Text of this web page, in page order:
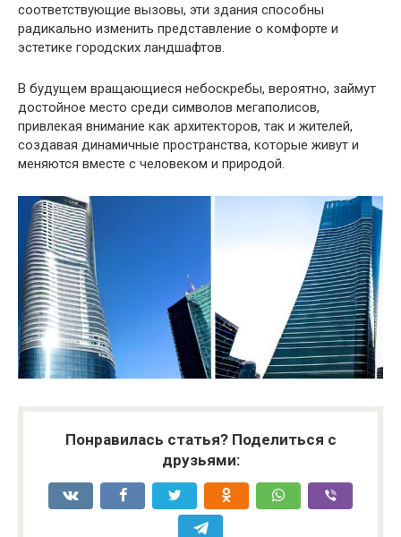
соответствующие вызовы, эти здания способны
радикально изменить представление о комфорте и
эстетике городских ландшафтов.
В будущем вращающиеся небоскребы, вероятно, займут
достойное место среди символов мегаполисов,
привлекая внимание как архитекторов, так и жителей,
создавая динамичные пространства, которые живут и
меняются вместе с человеком и природой.
Понравилась статья? Поделиться с
друзьями: